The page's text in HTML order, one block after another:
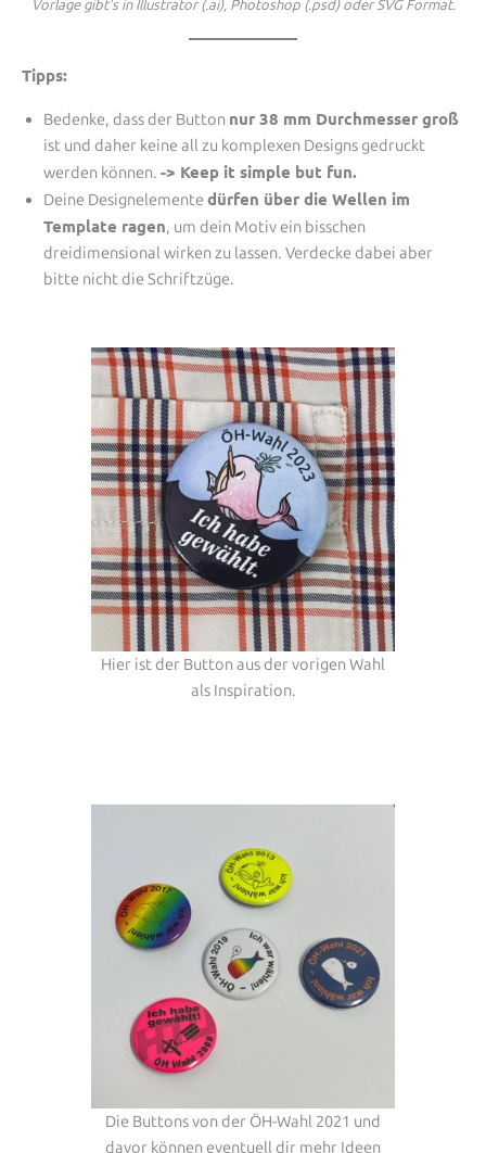
Vorlage gibt’s in Illustrator (.ai), Photoshop (.psd) oder SVG Format.
Tipps:
Bedenke, dass der Button nur 38 mm Durchmesser groß
ist und daher keine all zu komplexen Designs gedruckt
werden können. -> Keep it simple but fun.
Deine Designelemente dürfen über die Wellen im
Template ragen, um dein Motiv ein bisschen
dreidimensional wirken zu lassen. Verdecke dabei aber
bitte nicht die Schriftzüge.
Hier ist der Button aus der vorigen Wahl
als Inspiration.
Die Buttons von der ÖH-Wahl 2021 und
davor können eventuell dir mehr Ideen